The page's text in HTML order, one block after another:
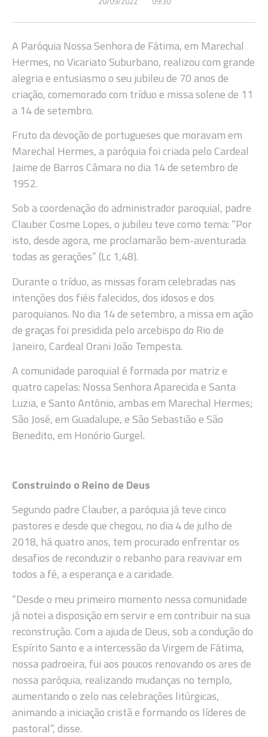
A Paróquia Nossa Senhora de Fátima, em Marechal
Hermes, no Vicariato Suburbano, realizou com grande
alegria e entusiasmo o seu jubileu de 70 anos de
criação, comemorado com tríduo e missa solene de 11
a 14 de setembro.
Fruto da devoção de portugueses que moravam em
Marechal Hermes, a paróquia foi criada pelo Cardeal
Jaime de Barros Câmara no dia 14 de setembro de
1952.
Sob a coordenação do administrador paroquial, padre
Clauber Cosme Lopes, o jubileu teve como tema: “Por
isto, desde agora, me proclamarão bem-aventurada
todas as gerações” (Lc 1,48).
Durante o tríduo, as missas foram celebradas nas
intenções dos fiéis falecidos, dos idosos e dos
paroquianos. No dia 14 de setembro, a missa em ação
de graças foi presidida pelo arcebispo do Rio de
Janeiro, Cardeal Orani João Tempesta.
A comunidade paroquial é formada por matriz e
quatro capelas: Nossa Senhora Aparecida e Santa
Luzia, e Santo Antônio, ambas em Marechal Hermes;
São José, em Guadalupe, e São Sebastião e São
Benedito, em Honório Gurgel.
Construindo o Reino de Deus
Segundo padre Clauber, a paróquia já teve cinco
pastores e desde que chegou, no dia 4 de julho de
2018, há quatro anos, tem procurado enfrentar os
desafios de reconduzir o rebanho para reavivar em
todos a fé, a esperança e a caridade.
“Desde o meu primeiro momento nessa comunidade
já notei a disposição em servir e em contribuir na sua
reconstrução. Com a ajuda de Deus, sob a condução do
Espírito Santo e a intercessão da Virgem de Fátima,
nossa padroeira, fui aos poucos renovando os ares de
nossa paróquia, realizando mudanças no templo,
aumentando o zelo nas celebrações litúrgicas,
animando a iniciação cristã e formando os líderes de
pastoral”, disse.